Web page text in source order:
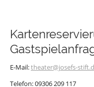
E-Mail:theater@josefs-
Telefon: 09306 209 117